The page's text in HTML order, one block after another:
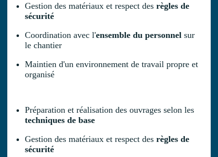
Gestion des matériaux et respect des règles de
sécurité
Coordination avec l'ensemble du personnel sur
le chantier
Maintien d'un environnement de travail propre et
organisé
Préparation et réalisation des ouvrages selon les
techniques de base
Gestion des matériaux et respect des règles de
sécurité